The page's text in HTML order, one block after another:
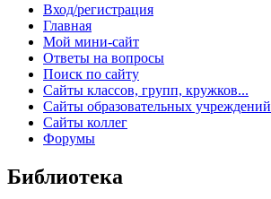
Вход/регистрация
Главная
Мой мини-сайт
Ответы на вопросы
Поиск по сайту
Сайты классов, групп, кружков...
Сайты образовательных учреждений
Сайты коллег
Форумы
Библиотека